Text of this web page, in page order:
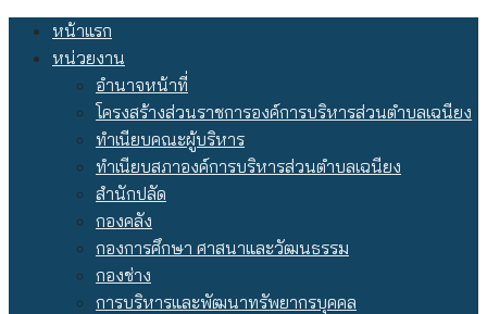
Skip หน้าแรก
หน่วยงาน
อำนาจหน้าที่
โครงสร้างส่วนราชการองค์การบริหารส่วนตำบลเฉนียง
ทำเนียบคณะผู้บริหาร
ทำเนียบสภาองค์การบริหารส่วนตำบลเฉนียง
สำนักปลัด
กองคลัง
กองการศึกษา ศาสนาและวัฒนธรรม
กองช่าง
การบริหารและพัฒนาทรัพยากรบุคคล